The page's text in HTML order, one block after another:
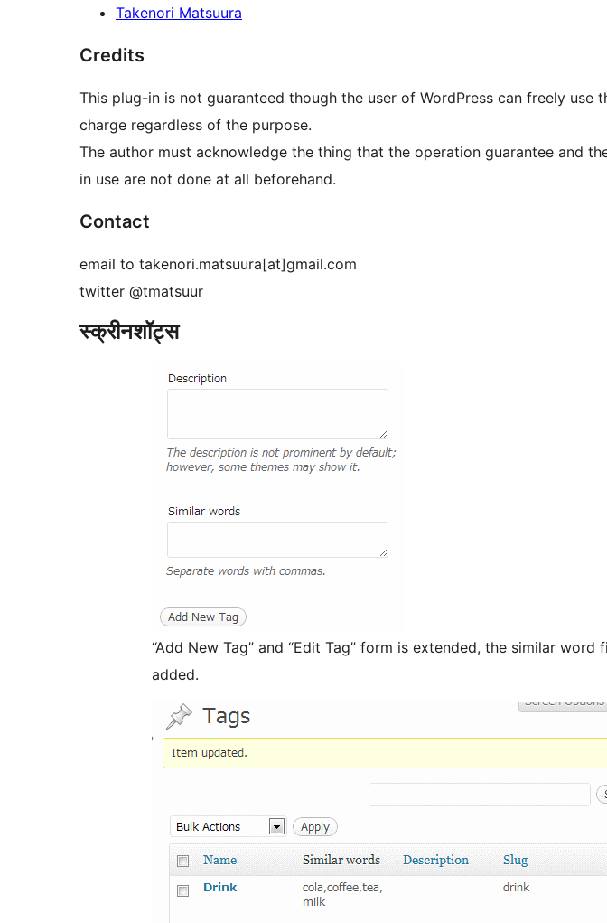
Takenori Matsuura
Credits
This plug-in is not guaranteed though the user of WordPress can freely use
charge regardless of the purpose.
The author must acknowledge the thing that the operation guarantee and
in use are not done at all beforehand.
Contact
email to takenori.matsuura[at]gmail.com
twitter @tmatsuur
स्क्रीनशॉट्स
“Add New Tag” and “Edit Tag” form is extended, the similar word
added.